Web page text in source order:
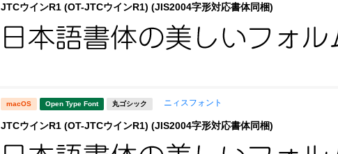
JTCウインR1 (OT-JTCウインR1) (JIS2004字形対応書体同梱)
macOS Open Type Font 丸ゴシック ニィスフォント
JTCウインR1 (OT-JTCウインR1) (JIS2004字形対応書体同梱)